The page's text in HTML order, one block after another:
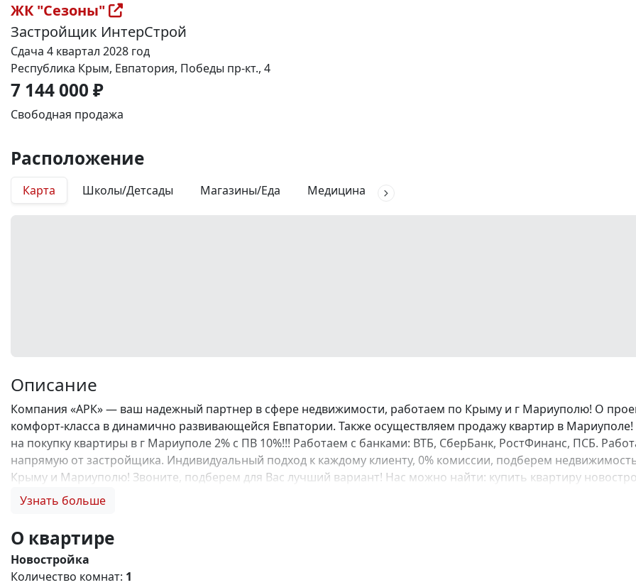
ЖК "Сезоны"
Застройщик ИнтерСтрой
Сдача 4 квартал 2028 год
Республика Крым, Евпатория, Победы пр-кт., 4
7 144 000 ₽
Свободная продажа
Расположение
Карта Школы/Детсады Магазины/Еда Медицина
Описание
Компания «АРК» — ваш надежный партнер в сфере недвижимости, работаем по Крыму и г Мариуполю! О
комфорт-класса в динамично развивающейся Евпатории. Также осуществляем продажу квартир в
на покупку квартиры в г Мариуполе 2% с ПВ 10%!!! Работаем с банками: ВТБ, СберБанк, РостФинанс, ПСБ.
напрямую от застройщика. Индивидуальный подход к каждому клиенту, 0% комиссии, подберем
Крыму и Мариуполю! Звоните, подберем для Вас лучший вариант! Нас можно найти: купить квартиру
семейную ипотеку, купить квартиру по льготной ипотеке, купить квартиру в рассрочку, купить квартиру у
Узнать больше
О квартире
Новостройка
Количество комнат: 1